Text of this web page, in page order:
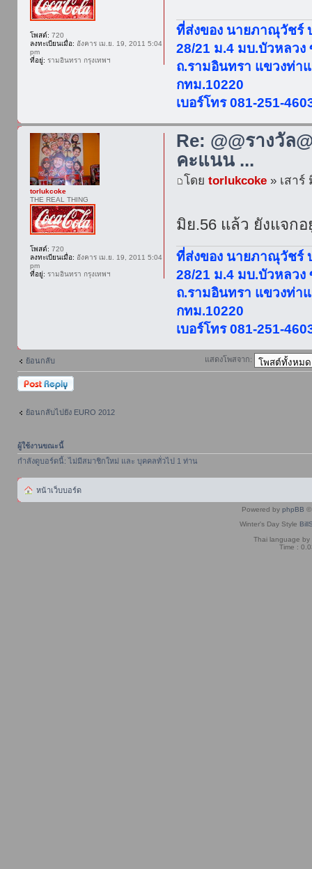
ที่ส่งของ นายภาณุวัชร์
28/21 ม.4 มบ.บัวหลวง
ถ.รามอินทรา แขวงท่าแ
กทม.10220
เบอร์โทร 081-251-
โพสต์: 720
ลงทะเบียนเมื่อ: อังคาร เม.ย. 19, 2011 5:04
pm
ที่อยู่: รามอินทรา กรุงเทพฯ
Re: @@รางวัล
คะแนน ...
โดยtorlukcoke » เสาร์
มิย.56 แล้ว ยังแจก
ที่ส่งของ นายภาณุวัชร์
28/21 ม.4 มบ.บัวหลวง
ถ.รามอินทรา แขวงท่าแ
กทม.10220
เบอร์โทร 081-251-
torlukcoke
THE REAL THING
โพสต์: 720
ลงทะเบียนเมื่อ: อังคาร เม.ย. 19, 2011 5:04
pm
ที่อยู่: รามอินทรา กรุงเทพฯ
ย้อนกลับ แสดงโพสจาก:
ตอบกระทู้
ย้อนกลับไปยัง EURO 2012
ผู้ใช้งานขณะนี้
กำลังดูบอร์ดนี้: ไม่มีสมาชิกใหม่ และ บุคคลทั่วไป 1 ท่าน
หน้าเว็บบอร์ด
Powered by phpBB ©
Winter's Day Style
Thai language by
Time :